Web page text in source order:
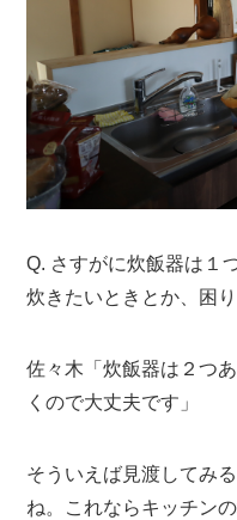
Q. さすがに炊飯器は
炊きたいときとか、困
佐々木「炊飯器は２つ
くので大丈夫です」
そういえば見渡してみ
ね。これならキッチン